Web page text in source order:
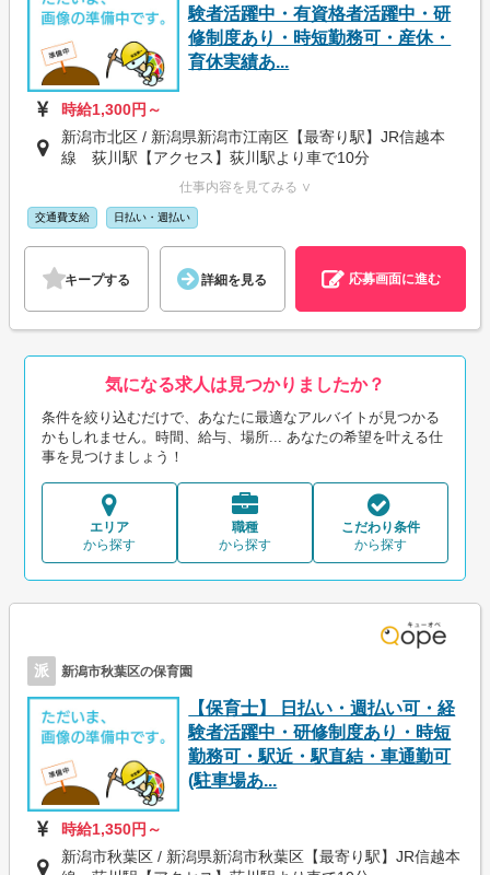
験者活躍中・有資格者活躍中・研
修制度あり・時短勤務可・産休・
育休実績あ...
時給1,300円～
新潟市北区 / 新潟県新潟市江南区【最寄り駅】JR信越本
線 荻川駅【アクセス】荻川駅より車で10分
仕事内容を見てみる ∨
交通費支給 日払い・週払い
キープする 詳細を見る 応募画面に進む
気になる求人は見つかりましたか？
条件を絞り込むだけで、あなたに最適なアルバイトが見つかる
かもしれません。時間、給与、場所... あなたの希望を叶える仕
事を見つけましょう！
エリア
から探す
職種
から探す
こだわり条件
から探す
派 新潟市秋葉区の保育園
【保育士】 日払い・週払い可・経
験者活躍中・研修制度あり・時短
勤務可・駅近・駅直結・車通勤可
(駐車場あ...
時給1,350円～
新潟市秋葉区 / 新潟県新潟市秋葉区【最寄り駅】JR信越本